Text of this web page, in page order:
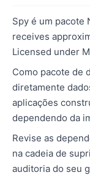
Spy é um pacote
receives
Licensed under
Como pacote de
diretamente
aplicações
dependendo da
Revise as
na cadeia de
auditoria do seu